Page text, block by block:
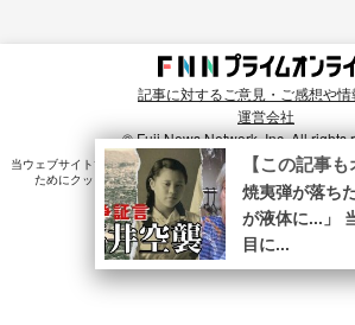
記事に対するご意見・ご感想や
運営会社
© Fuji News Network, Inc. All rights
当ウェブサイトでは、ユーザのニーズ・興味・関⼼に合致した
ためにクッキーを使⽤しています。詳細は、
プライバシーポ
【この記事も
焼夷弾が落ち
が液体に...」
目に...